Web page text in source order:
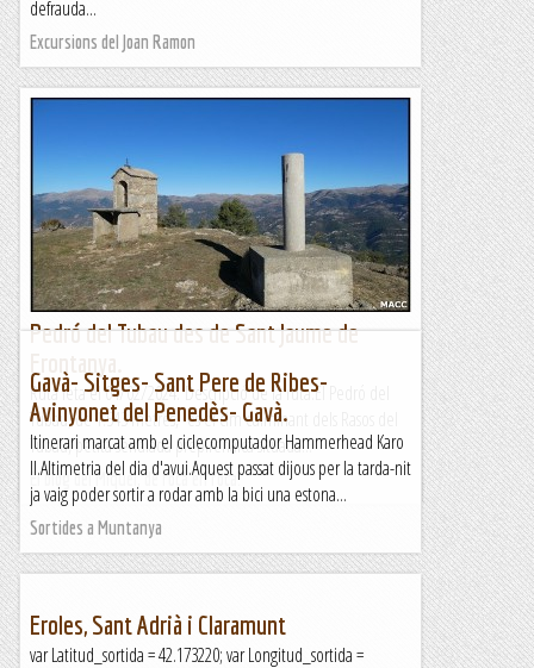
defrauda...
Excursions del Joan Ramon
Pedró del Tubau des de Sant Jaume de
Ruta feta el 04/02/2024. Descripció de la ruta.El Pedró del
Tubau, de 1.543 metres, és el cim culminant dels Rasos del
Tubau, petita serralada prepirenaica situada...
El blog del Miquel, de roca en roca.
Gavà- Sitges- Sant Pere de Ribes-
Avinyonet del Penedès- Gavà.
Itinerari marcat amb el ciclecomputador Hammerhead Karo
II.Altimetria del dia d'avui.Aquest passat dijous per la tarda-nit
ja vaig poder sortir a rodar amb la bici una estona...
Sortides a Muntanya
Eroles, Sant Adrià i Claramunt
var Latitud_sortida = 42.173220; var Longitud_sortida =